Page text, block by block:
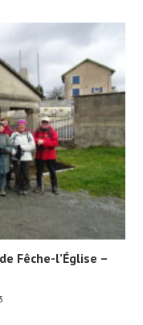
Fêche-l’Église –